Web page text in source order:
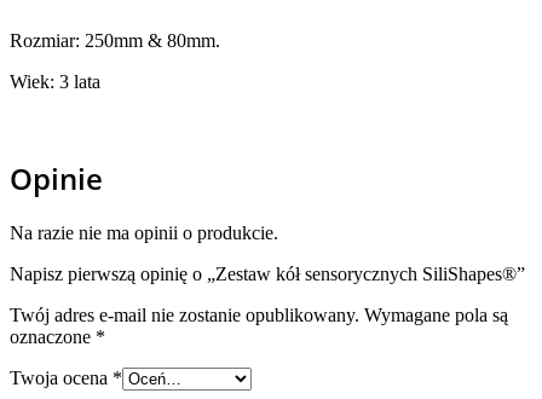
Rozmiar: 250mm & 80mm.
Wiek: 3 lata
Opinie
Na razie nie ma opinii o produkcie.
Napisz pierwszą opinię o „Zestaw kół sensorycznych SiliShapes®”
Twój adres e-mail nie zostanie opublikowany. Wymagane pola są
oznaczone *
Twoja ocena *